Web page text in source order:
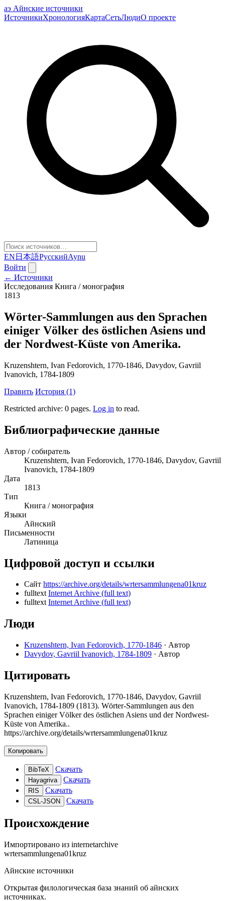
аэ Айнские источники
ИсточникиХронологияКартаСетьЛюдиО проекте
EN 日本語РусскийAynu
Войти
← Источники
Исследования Книга / монография
1813
Wörter-Sammlungen aus den Sprachen
einiger Völker des östlichen Asiens und
der Nordwest-Küste von Amerika.
Kruzenshtern, Ivan Fedorovich, 1770-1846, Davydov, Gavriil
Ivanovich, 1784-1809
Править История (1)
Restricted archive: 0 pages. Log in to read.
Библиографические данные
Автор / собиратель
Kruzenshtern, Ivan Fedorovich, 1770-1846, Davydov, Gavriil
Ivanovich, 1784-1809
Дата
1813
Тип
Книга / монография
Языки
Айнский
Письменности
Латиница
Цифровой доступ и ссылки
Сайт https://archive.org/details/wrtersammlungena01kruz
fulltext Internet Archive (full text)
fulltext Internet Archive (full text)
Люди
Kruzenshtern, Ivan Fedorovich, 1770-1846 · Автор
Davydov, Gavriil Ivanovich, 1784-1809 · Автор
Цитировать
Kruzenshtern, Ivan Fedorovich, 1770-1846, Davydov, Gavriil
Ivanovich, 1784-1809 (1813). Wörter-Sammlungen aus den
Sprachen einiger Völker des östlichen Asiens und der Nordwest-
Küste von Amerika..
https://archive.org/details/wrtersammlungena01kruz
Копировать
BibTeX Скачать
Hayagriva Скачать
RIS Скачать
CSL-JSON Скачать
Происхождение
Импортировано из internetarchive
wrtersammlungena01kruz
Айнские источники
Открытая филологическая база знаний об айнских
источниках.